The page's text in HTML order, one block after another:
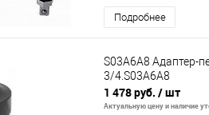
Подробнее
S03A6A8 Адаптер-
3/4.S03A6A8
1 478 руб. / шт
Актуальную цену и наличие